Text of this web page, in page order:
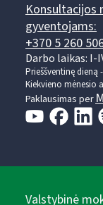
Konsultacijos
gyventojams:
+370 5 260
Darbo laikas: I-
Prieššventinę
Kiekvieno mėnesio
Paklausimas per
Valstybinė